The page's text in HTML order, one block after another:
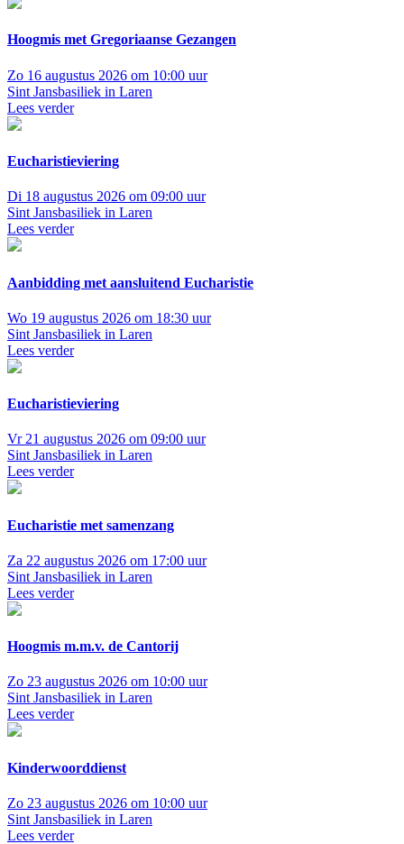
Hoogmis met Gregoriaanse Gezangen
Zo 16 augustus 2026 om 10:00 uur
Sint Jansbasiliek in Laren
Lees verder
Eucharistieviering
Di 18 augustus 2026 om 09:00 uur
Sint Jansbasiliek in Laren
Lees verder
Aanbidding met aansluitend Eucharistie
Wo 19 augustus 2026 om 18:30 uur
Sint Jansbasiliek in Laren
Lees verder
Eucharistieviering
Vr 21 augustus 2026 om 09:00 uur
Sint Jansbasiliek in Laren
Lees verder
Eucharistie met samenzang
Za 22 augustus 2026 om 17:00 uur
Sint Jansbasiliek in Laren
Lees verder
Hoogmis m.m.v. de Cantorij
Zo 23 augustus 2026 om 10:00 uur
Sint Jansbasiliek in Laren
Lees verder
Kinderwoorddienst
Zo 23 augustus 2026 om 10:00 uur
Sint Jansbasiliek in Laren
Lees verder